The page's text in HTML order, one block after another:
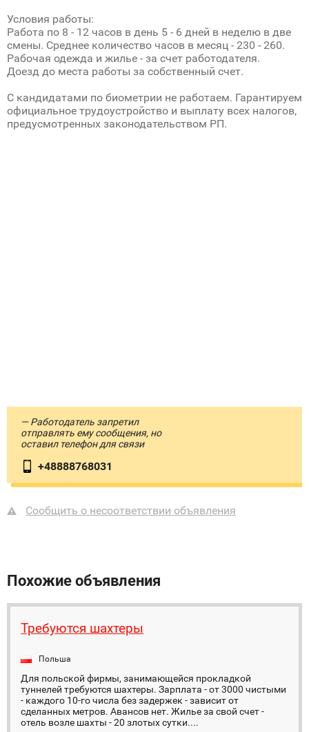
Условия работы:
Работа по 8 - 12 часов в день 5 - 6 дней в неделю в две
смены. Среднее количество часов в месяц - 230 - 260.
Рабочая одежда и жилье - за счет работодателя.
Доезд до места работы за собственный счет.
С кандидатами по биометрии не работаем. Гарантируем
официальное трудоустройство и выплату всех налогов,
предусмотренных законодательством РП.
— Работодатель запретил
отправлять ему сообщения, но
оставил телефон для связи
+48888768031
Сообщить о несоответствии объявления
Похожие объявления
Требуются шахтеры
Польша
Для польской фирмы, занимающейся прокладкой
туннелей требуются шахтеры. Зарплата - от 3000 чистыми
- каждого 10-го числа без задержек - зависит от
сделанных метров. Авансов нет. Жилье за свой счет -
отель возле шахты - 20 злотых сутки....